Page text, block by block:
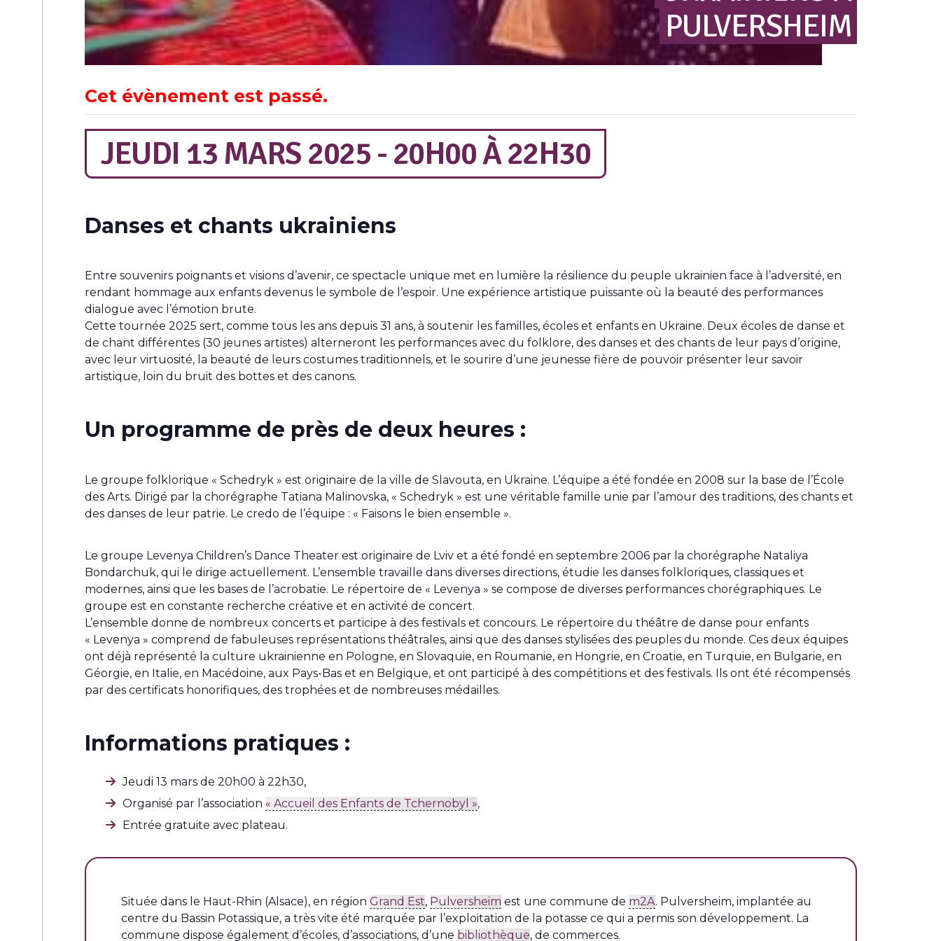
PULVERSHEIM
Cet évènement est passé.
JEUDI 13 MARS 2025 - 20H00À22H30
Danses et chants ukrainiens
Entre souvenirs poignants et visions d’avenir, ce spectacle unique met en lumière la résilience du peuple ukrainien face à l’adversité, en
rendant hommage aux enfants devenus le symbole de l’espoir. Une expérience artistique puissante où la beauté des performances
dialogue avec l’émotion brute.
Cette tournée 2025 sert, comme tous les ans depuis 31 ans, à soutenir les familles, écoles et enfants en Ukraine. Deux écoles de danse et
de chant différentes (30 jeunes artistes) alterneront les performances avec du folklore, des danses et des chants de leur pays d’origine,
avec leur virtuosité, la beauté de leurs costumes traditionnels, et le sourire d’une jeunesse fière de pouvoir présenter leur savoir
artistique, loin du bruit des bottes et des canons.
Un programme de près de deux heures :
Le groupe folklorique « Schedryk » est originaire de la ville de Slavouta, en Ukraine. L’équipe a été fondée en 2008 sur la base de l’École
des Arts. Dirigé par la chorégraphe Tatiana Malinovska, « Schedryk » est une véritable famille unie par l’amour des traditions, des chants et
des danses de leur patrie. Le credo de l’équipe : « Faisons le bien ensemble ».
Le groupe Levenya Children’s Dance Theater est originaire de Lviv et a été fondé en septembre 2006 par la chorégraphe Nataliya
Bondarchuk, qui le dirige actuellement. L’ensemble travaille dans diverses directions, étudie les danses folkloriques, classiques et
modernes, ainsi que les bases de l’acrobatie. Le répertoire de « Levenya » se compose de diverses performances chorégraphiques. Le
groupe est en constante recherche créative et en activité de concert.
L’ensemble donne de nombreux concerts et participe à des festivals et concours. Le répertoire du théâtre de danse pour enfants
« Levenya » comprend de fabuleuses représentations théâtrales, ainsi que des danses stylisées des peuples du monde. Ces deux équipes
ont déjà représenté la culture ukrainienne en Pologne, en Slovaquie, en Roumanie, en Hongrie, en Croatie, en Turquie, en Bulgarie, en
Géorgie, en Italie, en Macédoine, aux Pays-Bas et en Belgique, et ont participé à des compétitions et des festivals. Ils ont été récompensés
par des certificats honorifiques, des trophées et de nombreuses médailles.
Informations pratiques :
Jeudi 13 mars de 20h00 à 22h30,
Organisé par l’association « Accueil des Enfants de Tchernobyl »,
Entrée gratuite avec plateau.
Située dans le Haut-Rhin (Alsace), en région Grand Est, Pulversheim est une commune de m2A. Pulversheim, implantée au
centre du Bassin Potassique, a très vite été marquée par l’exploitation de la potasse ce qui a permis son développement. La
commune dispose également d’écoles, d’associations, d’une bibliothèque, de commerces.